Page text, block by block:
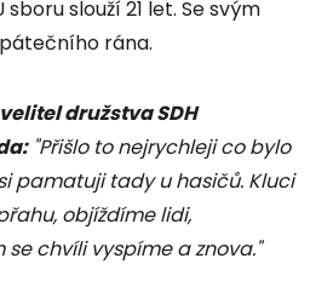
slouží 21 let. Se svým
rána.
družstva SDH
"Přišlo to nejrychleji co bylo
pamatuji tady u hasičů. Kluci
objíždíme lidi,
chvíli vyspíme a znova."